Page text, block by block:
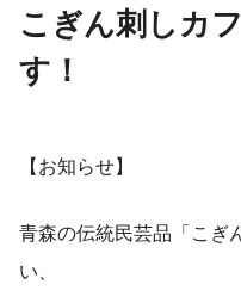
こぎん刺しカ
す！
【お知らせ】
青森の伝統民芸品「こぎ
い、